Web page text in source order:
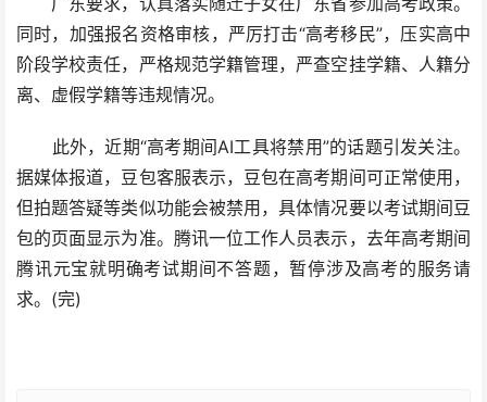
同时，加强报名资格审核，严厉打击“高考移民”，压实高中
阶段学校责任，严格规范学籍管理，严查空挂学籍、人籍分
离、虚假学籍等违规情况。
此外，近期“高考期间AI工具将禁用”的话题引发关注。
据媒体报道，豆包客服表示，豆包在高考期间可正常使用，
但拍题答疑等类似功能会被禁用，具体情况要以考试期间豆
包的页面显示为准。腾讯一位工作人员表示，去年高考期间
腾讯元宝就明确考试期间不答题，暂停涉及高考的服务请
求。(完)